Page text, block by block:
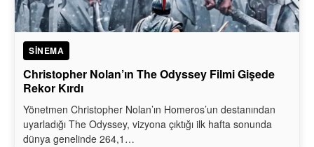
SINEMA
Christopher Nolan’ın The Odyssey Filmi Gişede
Rekor Kırdı
Yönetmen Christopher Nolan’ın Homeros’un destanından
uyarladığı The Odyssey, vizyona çıktığı ilk hafta sonunda
dünya genelinde 264,1…